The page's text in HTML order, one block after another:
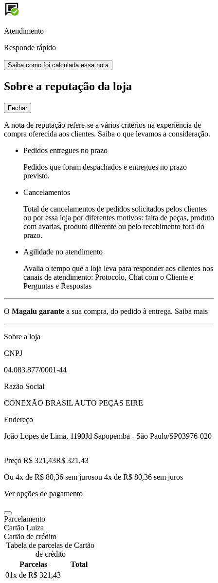
Atendimento
Responde rápido
Saiba como foi calculada essa nota
Sobre a reputação da loja
Fechar
A nota de reputação refere-se a vários critérios na experiência de
compra oferecida aos clientes. Saiba o que levamos a consideração.
Pedidos entregues no prazo
Pedidos que foram despachados e entregues no prazo
previsto.
Cancelamentos
Total de cancelamentos de pedidos solicitados pelos clientes
ou por essa loja por diferentes motivos: falta de peças, produto
com avarias, produto diferente ou pelo recebimento fora do
prazo.
Agilidade no atendimento
Avalia o tempo que a loja leva para responder aos clientes nos
canais de atendimento: Protocolo, Chat com o Cliente e
Perguntas e Respostas
O Magalu garante a sua compra, do pedido à entrega. Saiba mais
Sobre a loja
CNPJ
04.083.877/0001-44
Razão Social
CONEXÃO BRASIL AUTO PEÇAS EIRE
Endereço
João Lopes de Lima, 1190Jd Sapopemba - São Paulo/SP03976-020
Preço R$ 321,43R$ 321 ,43
Ou 4x de R$ 80,36 sem jurosou 4x de R$ 80,36 sem juros
Ver opções de pagamento
Parcelamento
Cartão Luiza
Cartão de crédito
Tabela de parcelas de Cartão
de crédito
Parcelas
Total
01x de R$ 321,43